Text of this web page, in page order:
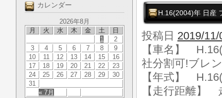
カレンダー
2026年8月
月
火 水 木 金 土 日
« 7月
1
2
3
4 5 6 7 8
9
10
11 12 13 14 15
16
17
18 19 20 21 22
23
24
25 26 27 28 29
30
31
H.16(2004)年 日産
投稿日 2019/11/
【車名】
社分割可!ブレ
【年式】
【走行距離】